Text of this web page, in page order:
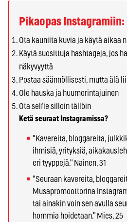
Pikaopas Instagramiin:
Ota kauniita kuvia ja käytä aikaa
Käytä suosittuja hashtageja, jos
näkyvyyttä
Postaa säännöllisesti, mutta älä
Ole hauska ja huumorintajuinen
Ota selfie silloin tällöin
Ketä seuraat Instagramissa?
"Kavereita, bloggareita,
ihmisiä, yrityksiä,
eri tyyppejä." Nainen, 31
"Seuraan kavereita,
Musapromoottorina
tai ainakin voin sen avulla
hommia hoidetaan." Mies, 25